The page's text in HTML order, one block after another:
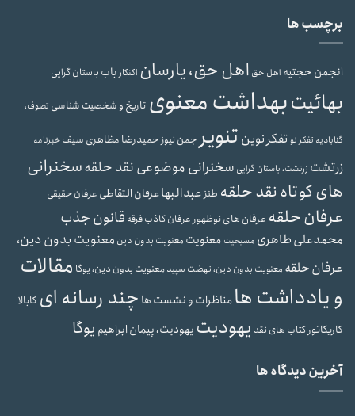
برچسب ها
انجمن حجتیه اهل حق اهل حق، یارسان اکنکارباب باستان گرایی
بهائیتبهداشت معنوی تاریخ و شخصیت شناسی تصوف،
گنابادیه تفکر نوتفکر نوین تنویرجمن نیوزحمیدرضا مظاهری سیفخبرنامه
زرتشت زرتشت، باستان گرایی سخنرانی موضوعی نقد حلقهسخنرانی
های کوتاه نقد حلقه طنزعبدالبهاعرفان التقاطی عرفان حقیقی
عرفان حلقه عرفان های نوظهورعرفان کاذبفرقه قانون جذب
محمدعلی طاهری مسیحیت معنویت معنویت بدون دین معنویت بدون دین،
عرفان حلقه معنویت بدون دین، نهضت سپیدمعنویت بدون دین، یوگا مقالات
و یادداشت هامناظرات و نشست ها چند رسانه ای کابالا
کاریکاتورکتاب های نقد یهودیت یهودیت، پیمان ابراهیم یوگا
آخرین دیدگاه ها